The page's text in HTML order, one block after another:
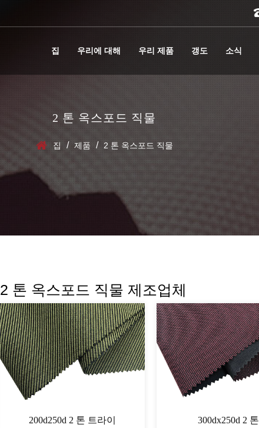
집 우리에 대해 우리 제품 갱도 소식
2 톤 옥스포드 직물
집 / 제품 / 2 톤 옥스포드 직물
2 톤 옥스포드 직물 제조업체
200d250d 2 톤 트라이 300dx250d 2 톤